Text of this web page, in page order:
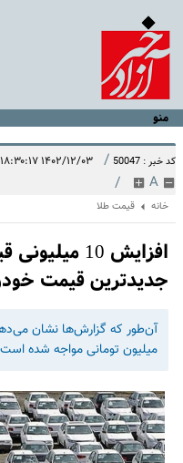
منو
کد خبر : 50047 / ۱۴۰۲/۱۲/۰۳ ۱۸:۳۰:۱۷
A
/
خانه قیمت طلا
افزایش 10
جدیدترین قیمت
میلیون تومانی مواجه شده